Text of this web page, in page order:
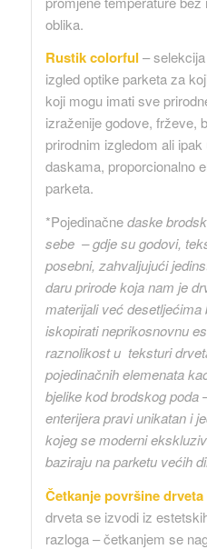
oblika.
Rustik colorful –
izgled optike parketa za
koji mogu imati sve
izraženije godove, frževe,
prirodnim izgledom ali
daskama, proporcionalno
parketa.
*Pojedinačnedaske
sebe – gdje su godovi,
posebni, zahvaljujući
daru prirode koja nam je
materijali već
iskopirati neprikosnovnu
raznolikost u teksturi
pojedinačnih elemenata
bjelike kod brodskog
enterijera pravi unikatan i
kojeg se moderni
baziraju na parketu većih
Četkanje površine drveta
drveta se izvodi iz
razloga – četkanjem se